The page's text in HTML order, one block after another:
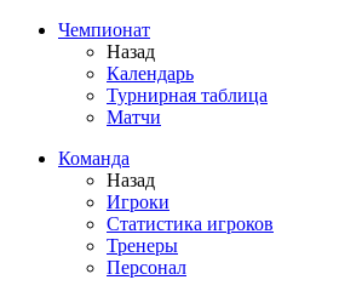
Чемпионат
Назад
Календарь
Турнирная таблица
Матчи
Команда
Назад
Игроки
Статистика игроков
Тренеры
Персонал